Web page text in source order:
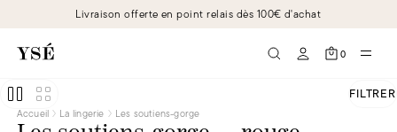
Livraison offerte en point relais dès 100€ d'achat
0
FILTRER
Accueil La lingerie Les soutiens-gorge